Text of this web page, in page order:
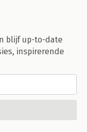
blijf up-to-date
inspirerende